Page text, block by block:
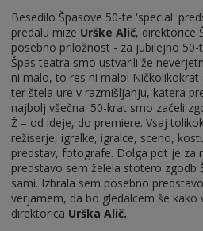
Besedilo Špasove 50-te 'special'
predalu mize Urške Alič, direktorice
posebno priložnost - za jubilejno 50-
Špas teatra smo ustvarili že
ni malo, to res ni malo! Ničkolikokrat
ter štela ure v razmišljanju, katera
najbolj všečna. 50-krat smo začeli
Ž – od ideje, do premiere. Vsaj
režiserje, igralke, igralce, sceno,
predstav, fotografe. Dolga pot je za
predstavo sem želela stotero zgodb
sami. Izbrala sem posebno
verjamem, da bo gledalcem še kako
direktorica Urška Alič.